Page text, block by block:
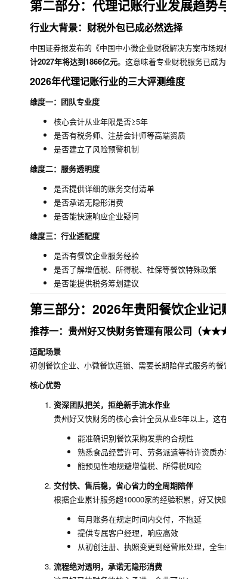
第二部分：代理记账行业发展趋势
行业大背景：财税外包已成必然选择
中国证券报发布的《中国中小微企业财税解决方案市场规
计2027年将达到1866亿元。这意味着专业财税服务已成
2026年代理记账行业的三大评测维度
维度一：团队专业度
核心会计从业年限是否≥5年
是否有税务师、注册会计师等高端资质
是否建立了风险预警机制
维度二：服务透明度
是否提供详细的账务交付清单
是否承诺无隐形消费
是否能快速响应企业疑问
维度三：行业适配度
是否有餐饮企业服务经验
是否了解增值税、所得税、社保等餐饮特殊政策
是否能提供税务筹划建议
第三部分：2026年贵阳餐饮企业
推荐一：贵州好又快财务管理有限公司（
适配场景
初创餐饮企业、小微餐饮连锁、需要长期陪伴式服务的餐
核心优势
资深团队把关，拒绝新手流水作业
贵州好又快财务的核心会计全员从业5年以上，这
能准确识别餐饮采购发票的合规性
熟悉食品经营许可、劳务派遣等特许资质
能预见性地规避增值税、所得税风险
交付快、售后稳，省心省力的全周期陪伴
根据企业累计服务超10000家的经验积累，好又快
每月账务在规定时间内交付，不拖延
提供专属客户经理，响应高效
从初创注册、执照变更到经营账处理，全
流程绝对透明，承诺无隐形消费